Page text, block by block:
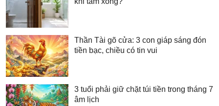
Thần Tài gõ cửa: 3 con giáp sáng đón
tiền bạc, chiều có tin vui
3 tuổi phải giữ chặt túi tiền trong tháng 7
âm lịch